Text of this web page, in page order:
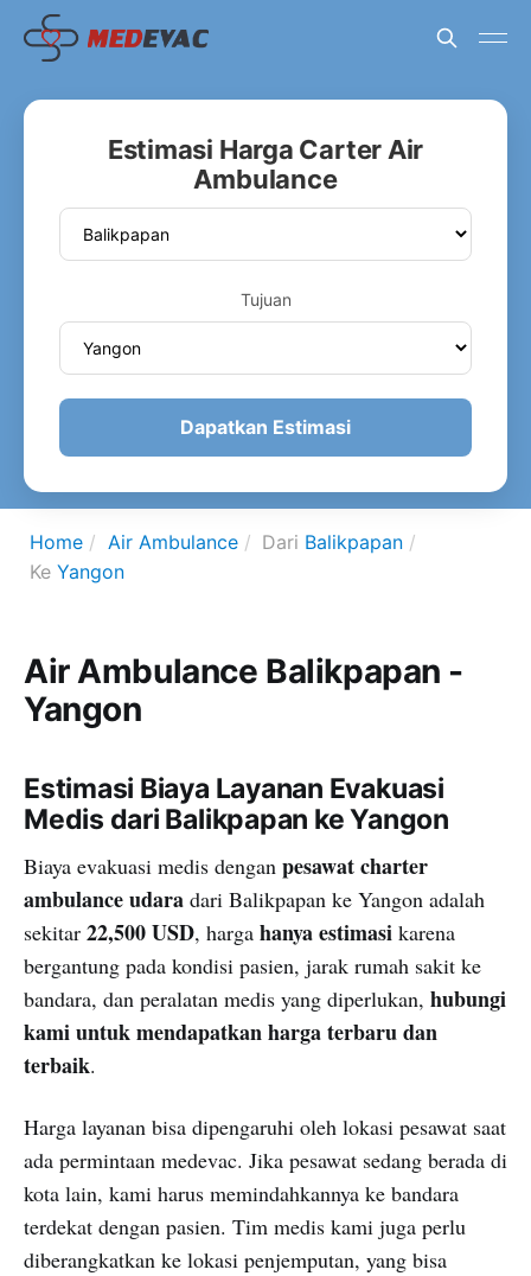
Estimasi Harga Carter Air
Ambulance
Tujuan
Dapatkan Estimasi
Home Air Ambulance Dari Balikpapan
Ke Yangon
Air Ambulance Balikpapan -
Yangon
Estimasi Biaya Layanan Evakuasi
Medis dari Balikpapan ke Yangon
Biaya evakuasi medis dengan pesawat charter
ambulance udara dari Balikpapan ke Yangon adalah
sekitar 22,500 USD, harga hanya estimasi karena
bergantung pada kondisi pasien, jarak rumah sakit ke
bandara, dan peralatan medis yang diperlukan, hubungi
kami untuk mendapatkan harga terbaru dan
terbaik.
Harga layanan bisa dipengaruhi oleh lokasi pesawat saat
ada permintaan medevac. Jika pesawat sedang berada di
kota lain, kami harus memindahkannya ke bandara
terdekat dengan pasien. Tim medis kami juga perlu
diberangkatkan ke lokasi penjemputan, yang bisa